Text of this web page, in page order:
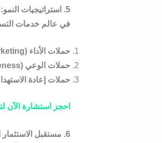
5. استراتيجيات النمو: أنواع الحملات التي تقودها MK مفهوم كيان
في عالم خدمات
حملات الأداء (Performance Marketing):
حملات الوعي (Brand Awareness):
حملات إعادة
احجز استشارة الآن
6. مستقبل الاستثمار الرقمي وتطوير المشاريع